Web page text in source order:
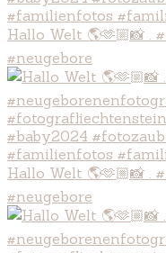
Hallo Welt 🌎🫶🏼📸 .
#neugebore
Hallo Welt 🌎🫶🏼📸 .
#neugebore